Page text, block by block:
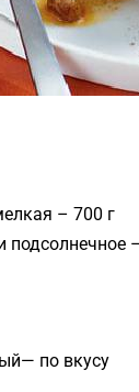
– 700 г
подсолнечное
по вкусу